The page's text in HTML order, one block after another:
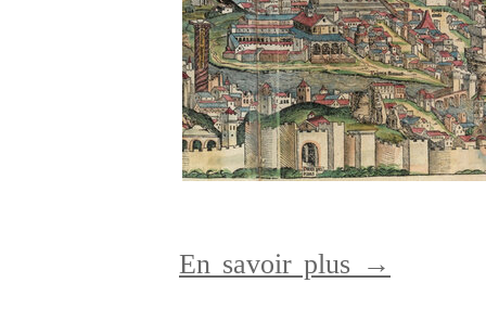
En savoir plus →